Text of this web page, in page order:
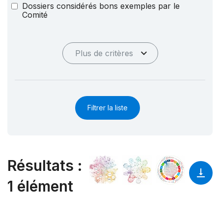
Dossiers considérés bons exemples par le
Comité
Plus de critères
Filtrer la liste
Résultats :
1 élément